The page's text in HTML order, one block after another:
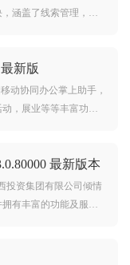
涵盖了线索管理，客
新版
动协同办公掌上助手，
，展业等等丰富功
用吧。
最新版本
投资集团有限公司倾情
有丰富的功能及服